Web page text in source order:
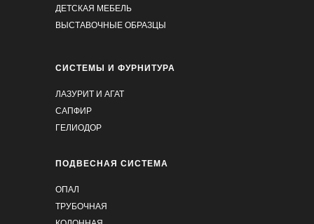
Артём Скалкин
обслуживание) Делают быстро и четко
ДЕТСКАЯ МЕБЕЛЬ
ВЫСТАВОЧНЫЕ ОБРАЗЦЫ
СИСТЕМЫ И ФУРНИТУРА
ЛАЗУРИТ И АГАТ
САПФИР
ГЕЛИОДОР
ПОДВЕСНАЯ СИСТЕМА
ОПАЛ
ТРУБОЧНАЯ